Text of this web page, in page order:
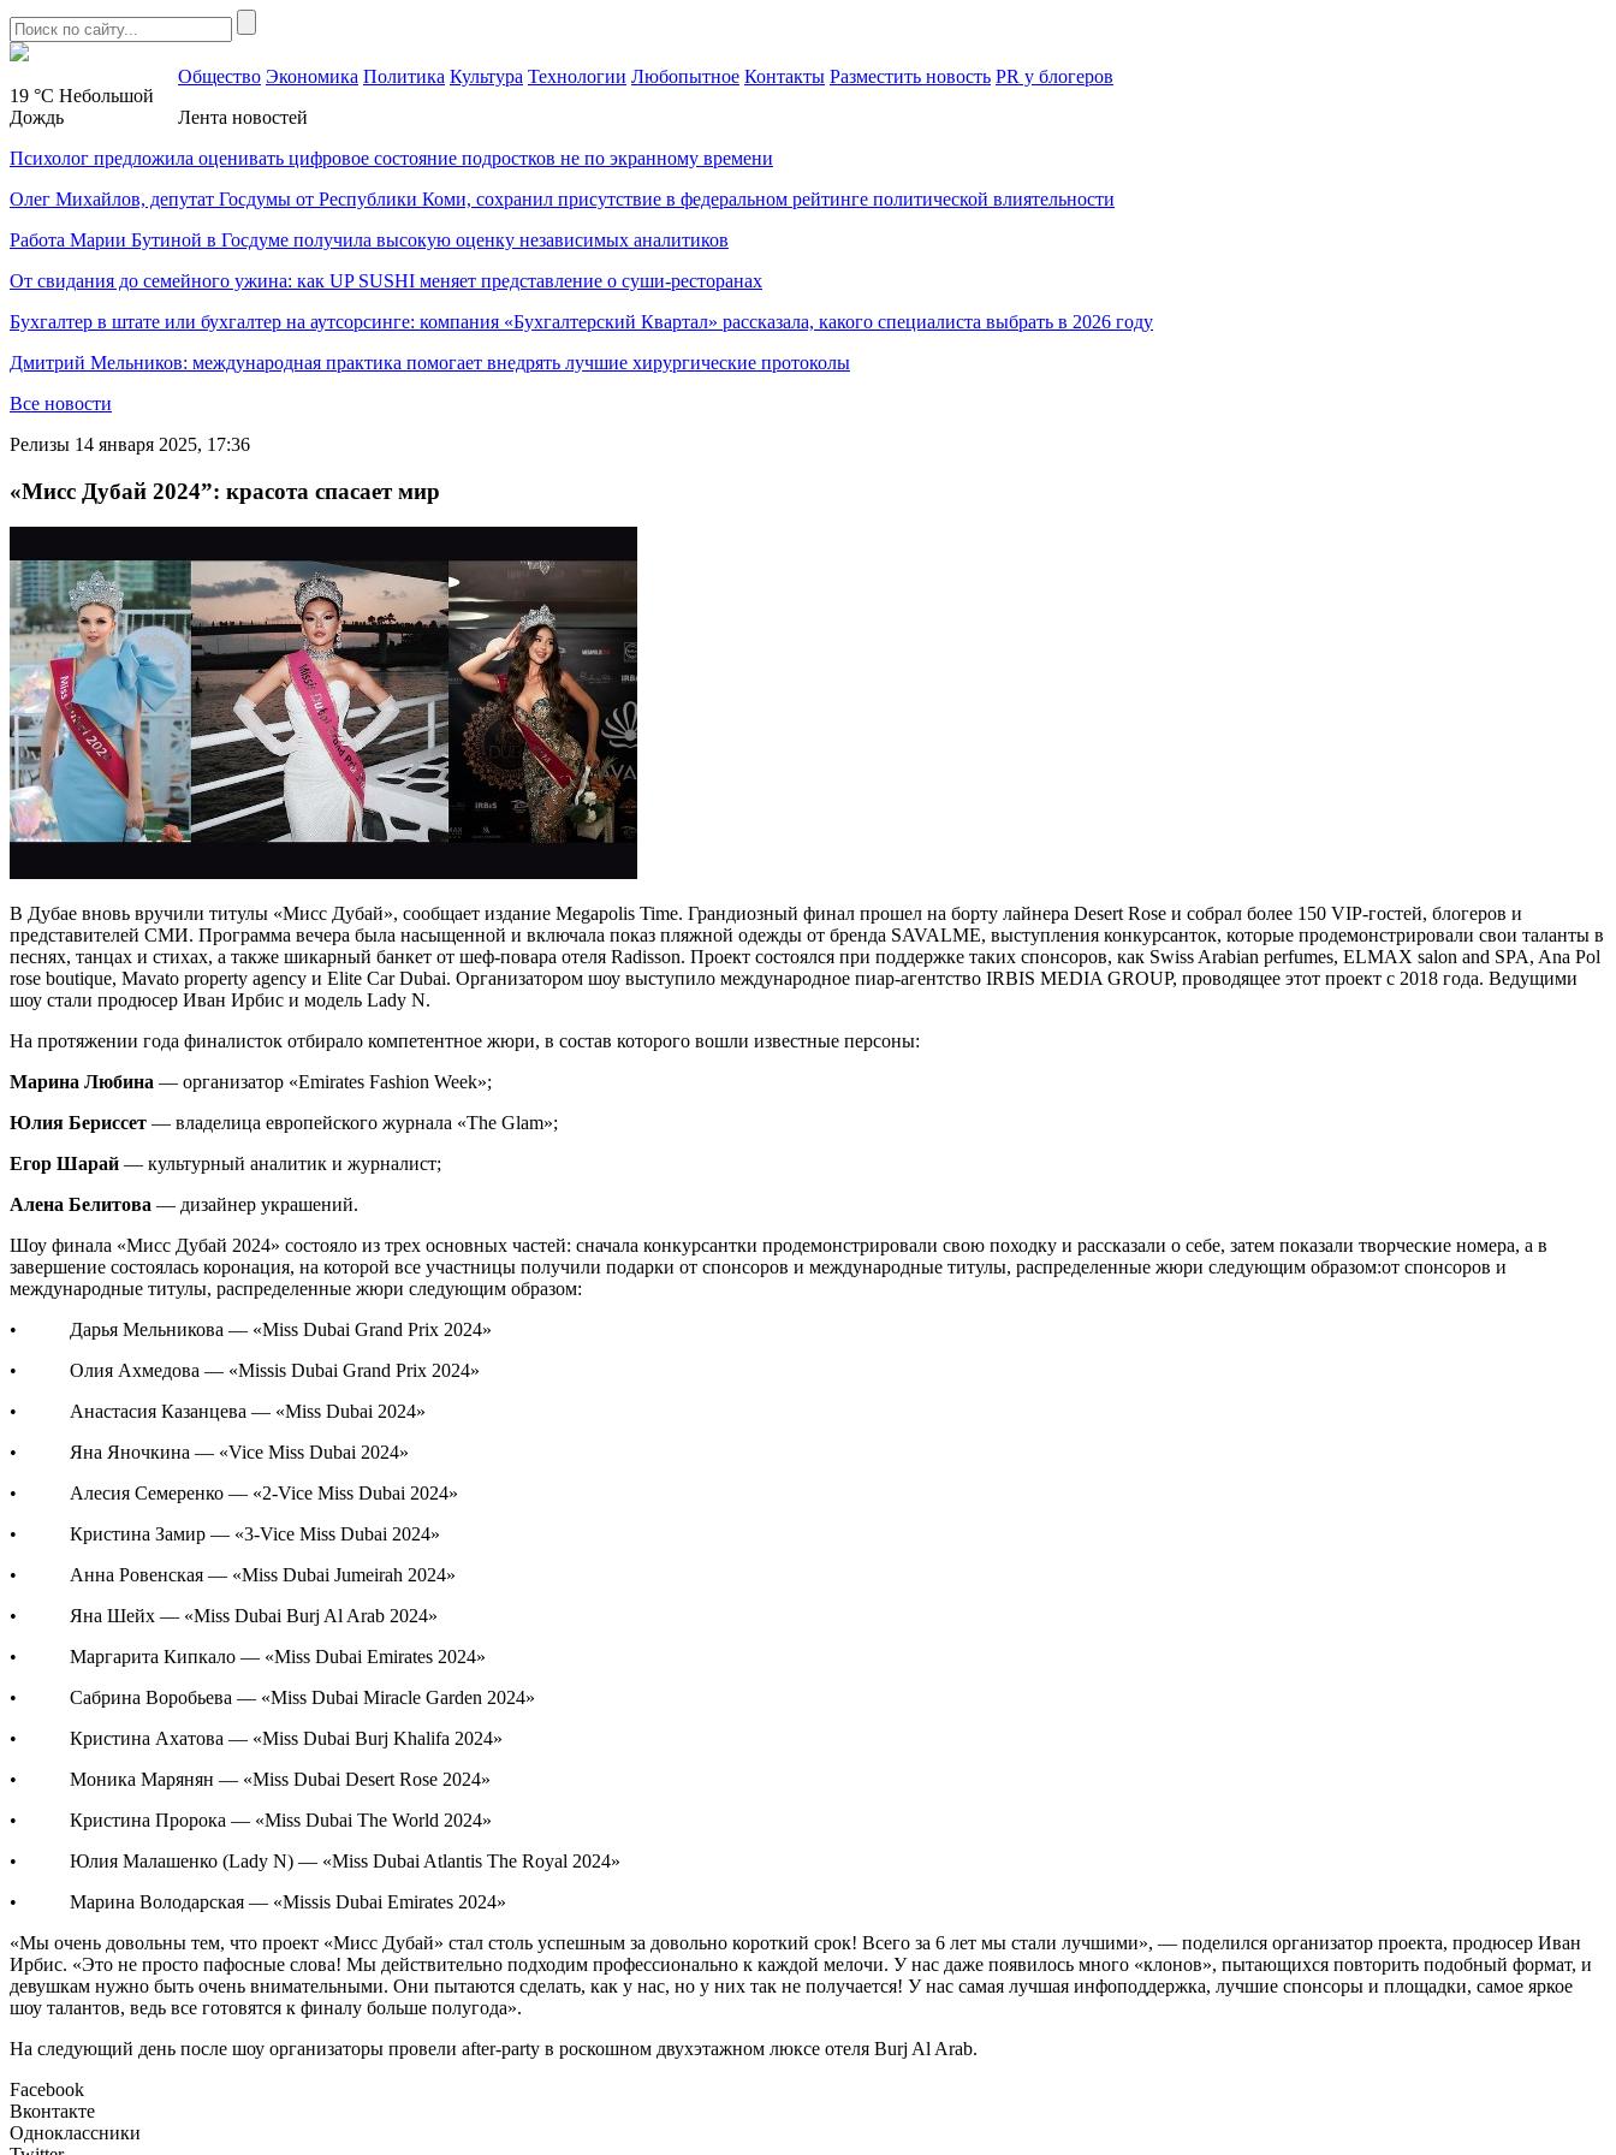
19 °C Небольшой
Дождь
Общество Экономика Политика Культура Технологии Любопытное Контакты Разместить новость PR у блогеров
Лента новостей
Психолог предложила оценивать цифровое состояние подростков не по экранному времени
Олег Михайлов, депутат Госдумы от Республики Коми, сохранил присутствие в федеральном рейтинге политической влиятельности
Работа Марии Бутиной в Госдуме получила высокую оценку независимых аналитиков
От свидания до семейного ужина: как UP SUSHI меняет представление о суши-ресторанах
Бухгалтер в штате или бухгалтер на аутсорсинге: компания «Бухгалтерский Квартал» рассказала, какого специалиста выбрать в 2026 году
Дмитрий Мельников: международная практика помогает внедрять лучшие хирургические протоколы
Все новости
Релизы 14 января 2025, 17:36
«Мисс Дубай 2024”: красота спасает мир
В Дубае вновь вручили титулы «Мисс Дубай», сообщает издание Megapolis Time. Грандиозный финал прошел на борту лайнера Desert Rose и собрал более 150 VIP-гостей, блогеров и
представителей СМИ. Программа вечера была насыщенной и включала показ пляжной одежды от бренда SAVALME, выступления конкурсанток, которые продемонстрировали свои таланты в
песнях, танцах и стихах, а также шикарный банкет от шеф-повара отеля Radisson. Проект состоялся при поддержке таких спонсоров, как Swiss Arabian perfumes, ELMAX salon and SPA, Ana Pol
rose boutique, Mavato property agency и Elite Car Dubai. Организатором шоу выступило международное пиар-агентство IRBIS MEDIA GROUP, проводящее этот проект с 2018 года. Ведущими
шоу стали продюсер Иван Ирбис и модель Lady N.
На протяжении года финалисток отбирало компетентное жюри, в состав которого вошли известные персоны:
Марина Любина — организатор «Emirates Fashion Week»;
Юлия Бериссет — владелица европейского журнала «The Glam»;
Егор Шарай — культурный аналитик и журналист;
Алена Белитова — дизайнер украшений.
Шоу финала «Мисс Дубай 2024» состояло из трех основных частей: сначала конкурсантки продемонстрировали свою походку и рассказали о себе, затем показали творческие номера, а в
завершение состоялась коронация, на которой все участницы получили подарки от спонсоров и международные титулы, распределенные жюри следующим образом:от спонсоров и
международные титулы, распределенные жюри следующим образом:
• Дарья Мельникова — «Miss Dubai Grand Prix 2024»
• Олия Ахмедова — «Missis Dubai Grand Prix 2024»
• Анастасия Казанцева — «Miss Dubai 2024»
• Яна Яночкина — «Vice Miss Dubai 2024»
• Алесия Семеренко — «2-Vice Miss Dubai 2024»
• Кристина Замир — «3-Vice Miss Dubai 2024»
• Анна Ровенская — «Miss Dubai Jumeirah 2024»
• Яна Шейх — «Miss Dubai Burj Al Arab 2024»
• Маргарита Кипкало — «Miss Dubai Emirates 2024»
• Сабрина Воробьева — «Miss Dubai Miracle Garden 2024»
• Кристина Ахатова — «Miss Dubai Burj Khalifa 2024»
• Моника Марянян — «Miss Dubai Desert Rose 2024»
• Кристина Пророка — «Miss Dubai The World 2024»
• Юлия Малашенко (Lady N) — «Miss Dubai Atlantis The Royal 2024»
• Марина Володарская — «Missis Dubai Emirates 2024»
«Мы очень довольны тем, что проект «Мисс Дубай» стал столь успешным за довольно короткий срок! Всего за 6 лет мы стали лучшими», — поделился организатор проекта, продюсер Иван
Ирбис. «Это не просто пафосные слова! Мы действительно подходим профессионально к каждой мелочи. У нас даже появилось много «клонов», пытающихся повторить подобный формат, и
девушкам нужно быть очень внимательными. Они пытаются сделать, как у нас, но у них так не получается! У нас самая лучшая инфоподдержка, лучшие спонсоры и площадки, самое яркое
шоу талантов, ведь все готовятся к финалу больше полугода».
На следующий день после шоу организаторы провели after-party в роскошном двухэтажном люксе отеля Burj Al Arab.
Facebook
Вконтакте
Одноклассники